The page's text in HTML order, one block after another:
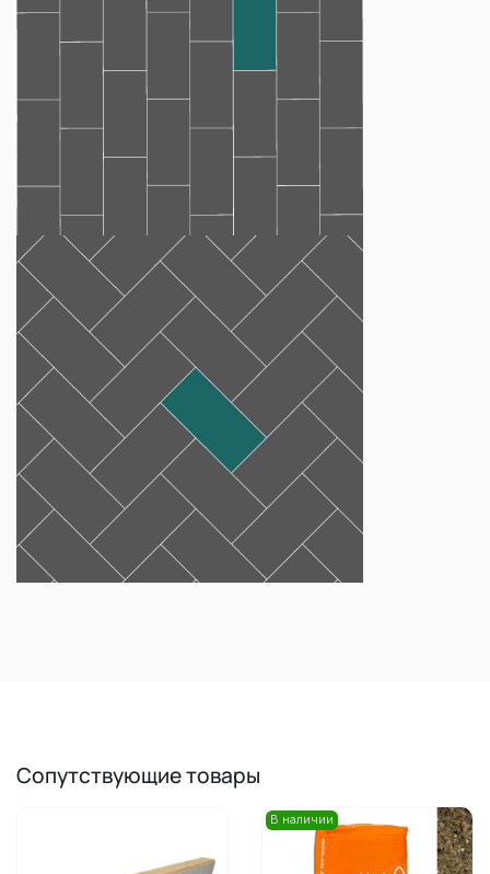
Сопутствующие товары
В наличии